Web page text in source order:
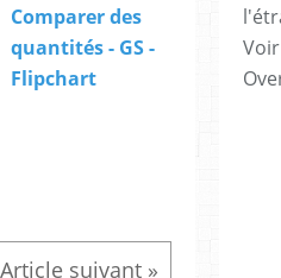
Comparer des
quantités - GS -
Flipchart